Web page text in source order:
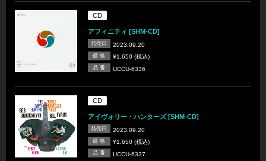
CD
アフィニティ [SHM-CD]
発売日 2023.09.20
価 格 ¥1,650 (税込)
品 番 UCCU-6336
CD
アイヴォリー・ハンターズ [SHM-CD]
発売日 2023.09.20
価 格 ¥1,650 (税込)
品 番 UCCU-6337